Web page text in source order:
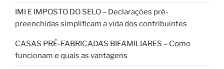
IMI E IMPOSTO DO SELO – Declarações pré-
preenchidas simplificam a vida dos contribuintes
CASAS PRÉ-FABRICADAS BIFAMILIARES – Como
funcionam e quais as vantagens